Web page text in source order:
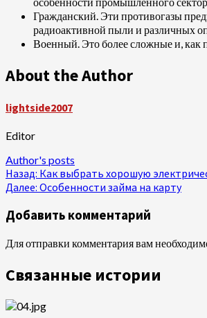
Гражданский. Эти противогазы
радиоактивной пыли и различных
Военный. Это более сложные и, как
About the Author
lightside2007
Editor
Author's posts
Продолжить
чтение
Назад: Как выбрать хорошую
Далее: Особенности займа на карту
Добавить комментарий
Для отправки комментария вам
Связанные истории